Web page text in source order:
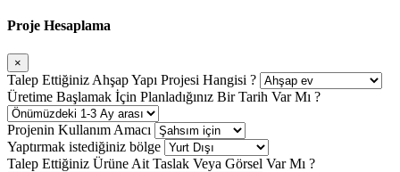
Proje Hesaplama
×
Talep Ettiğiniz Ahşap Yapı Projesi Hangisi ?
Üretime Başlamak İçin Planladığınız Bir Tarih Var Mı ?
Projenin Kullanım Amacı
Yaptırmak istediğiniz bölge
Talep Ettiğiniz Ürüne Ait Taslak Veya Görsel Var Mı ?